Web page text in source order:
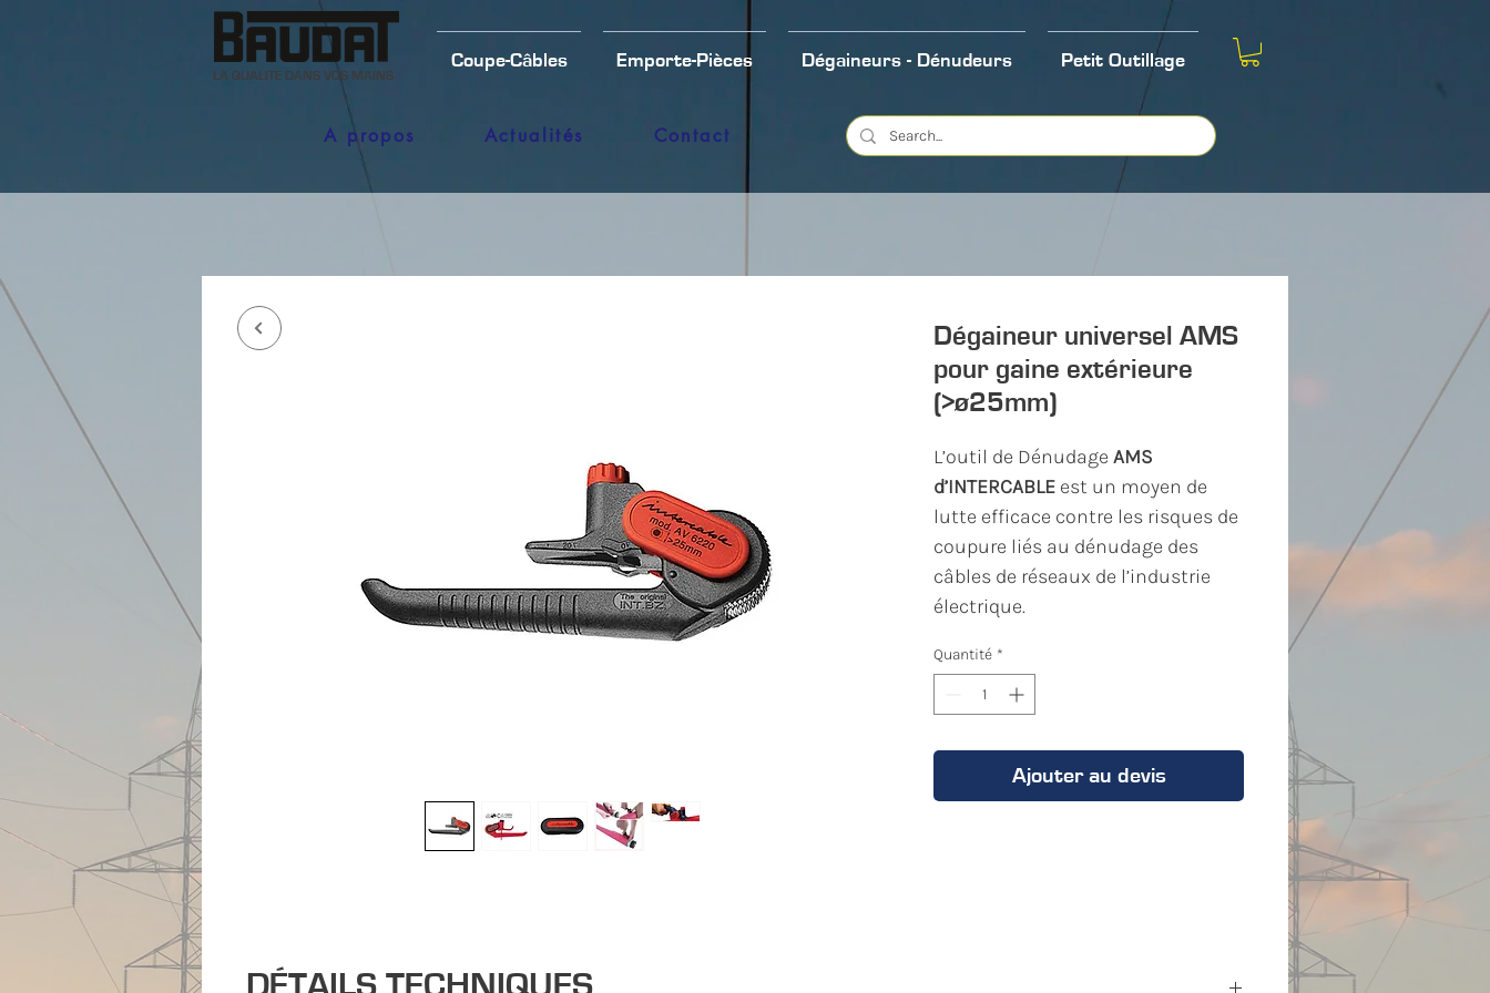
LA QUALITE DANS VOS MAINS
Coupe-Câbles Emporte-Pièces Dégaineurs - Dénudeurs Petit Outillage
A propos Actualités Contact
Dégaineur universel AMS
pour gaine extérieure
(>ø25mm)
L’outil de Dénudage AMS
d’INTERCABLE est un moyen de
lutte efficace contre les risques de
coupure liés au dénudage des
câbles de réseaux de l’industrie
électrique.
Les accidents par coupure peuvent
s’avérer parfois extrêmement
laquelleINTERCABLEa mis au
Quantité *
Ajouter au devis
DÉTAILS TECHNIQUES